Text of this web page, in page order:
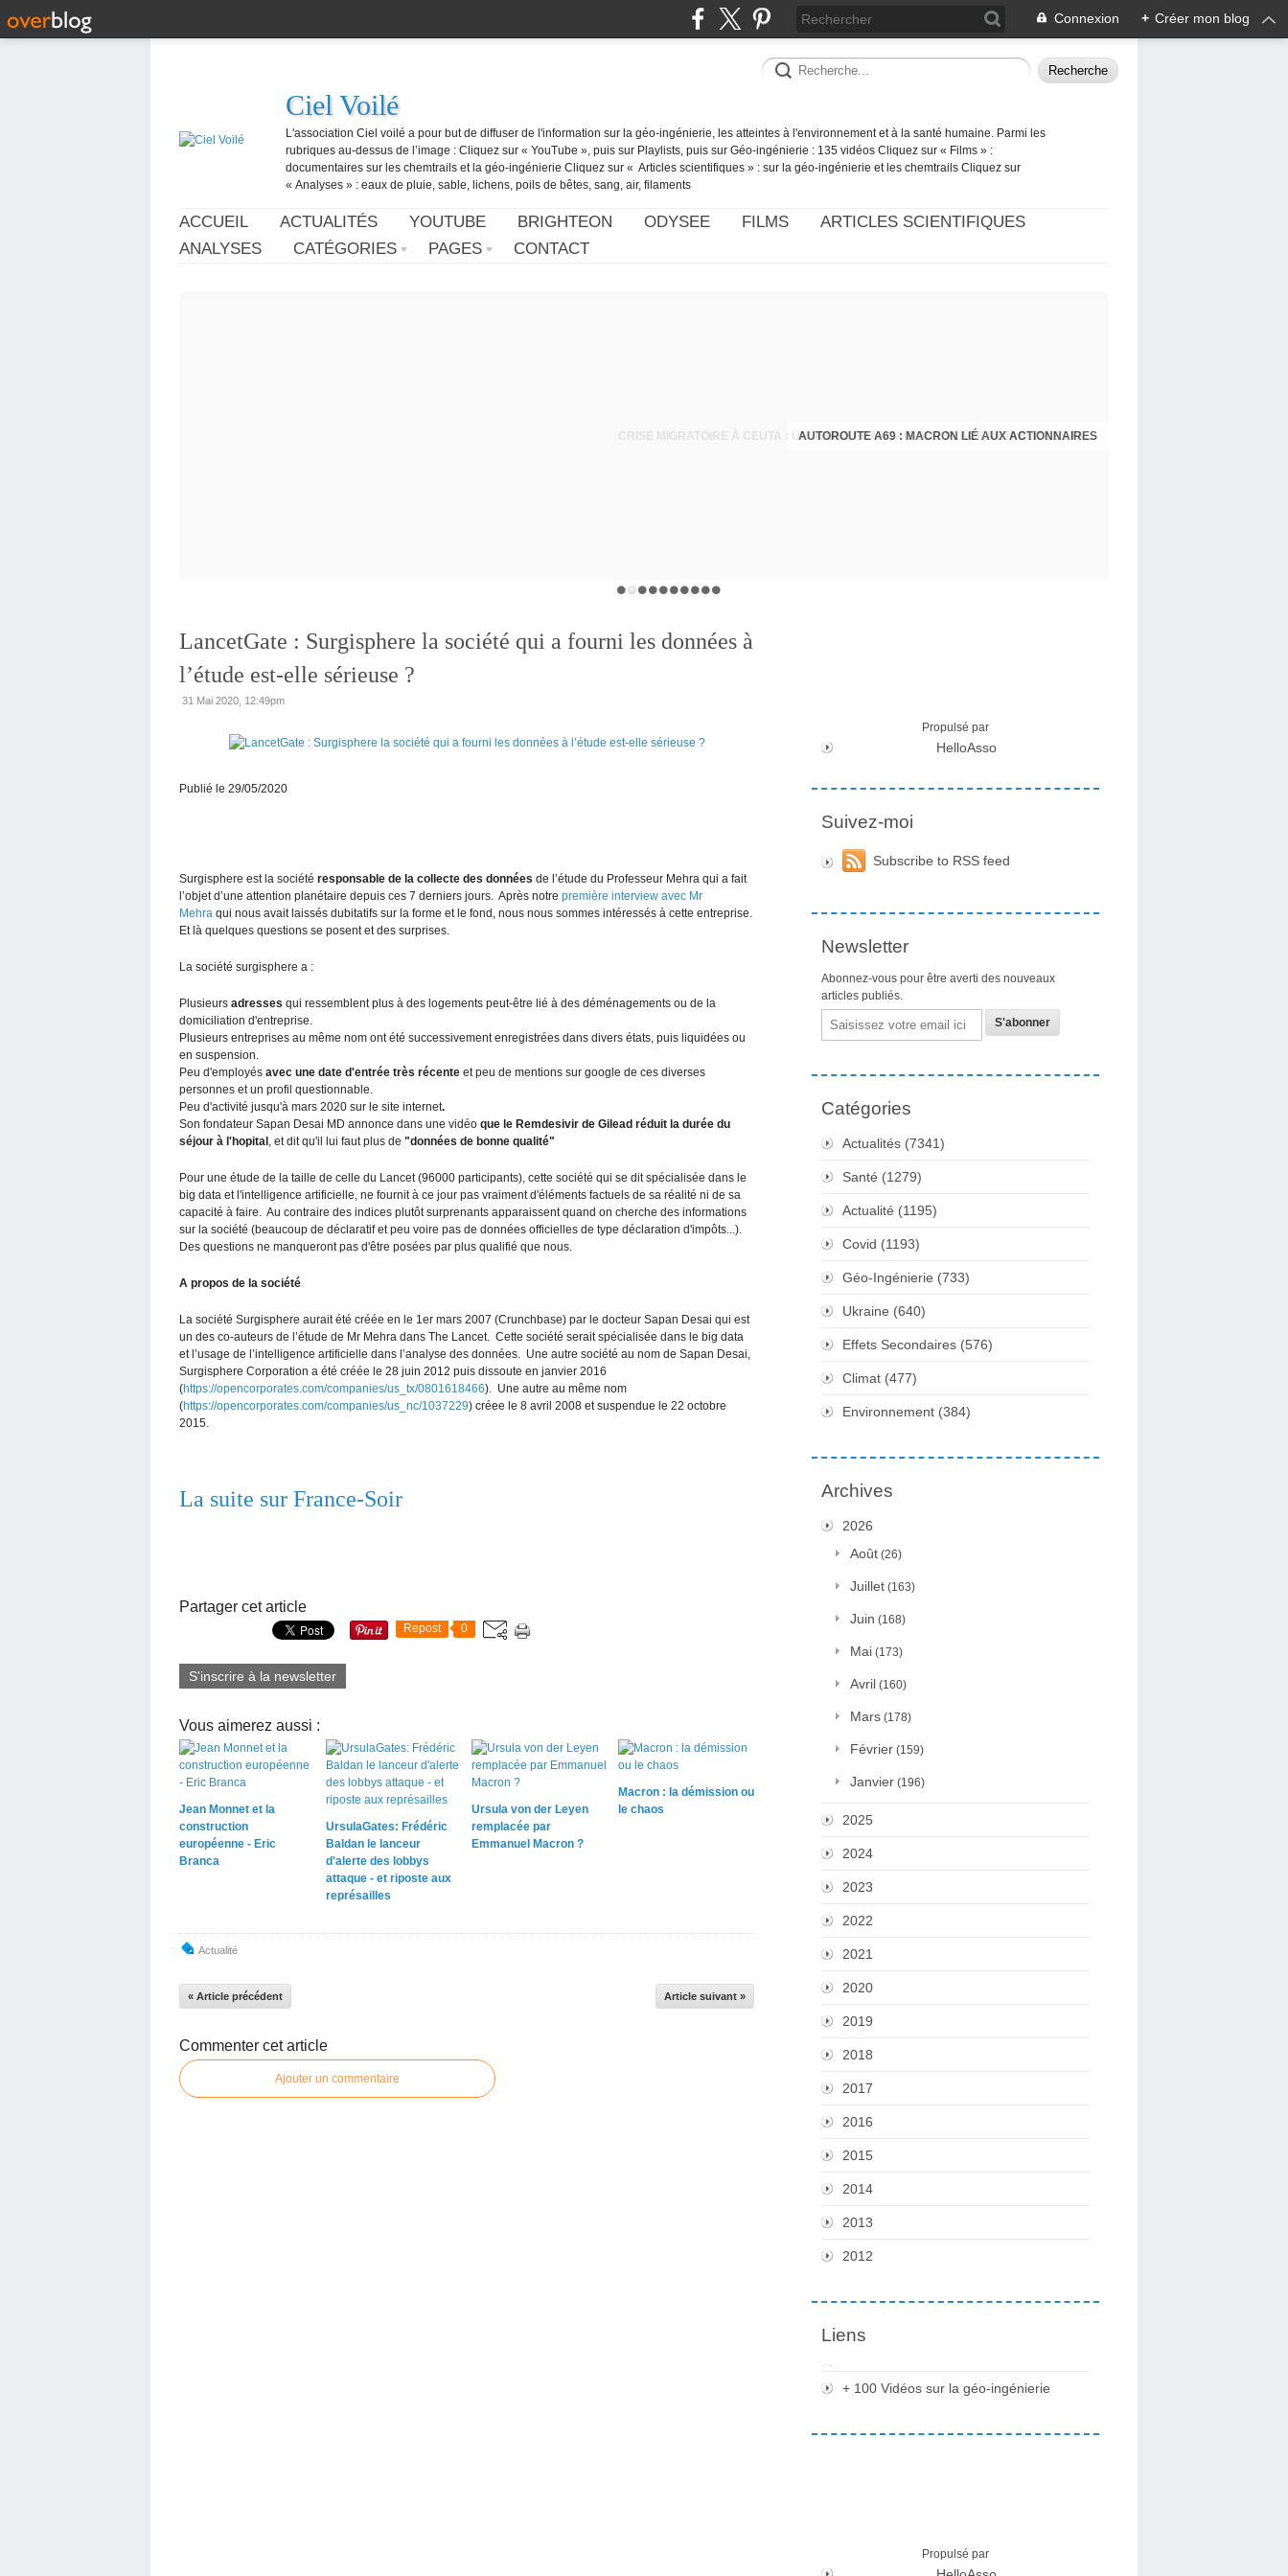
Connexion + Créer mon blog
Ciel Voilé
L'association Ciel voilé a pour but de diffuser de l'information sur la géo-ingénierie, les atteintes à l'environnement et à la santé humaine. Parmi les
rubriques au-dessus de l’image : Cliquez sur « YouTube », puis sur Playlists, puis sur Géo-ingénierie : 135 vidéos Cliquez sur « Films » :
documentaires sur les chemtrails et la géo-ingénierie Cliquez sur « Articles scientifiques » : sur la géo-ingénierie et les chemtrails Cliquez sur
« Analyses » : eaux de pluie, sable, lichens, poils de bêtes, sang, air, filaments
ACCUEIL ACTUALITÉS YOUTUBE BRIGHTEON ODYSEE FILMS
ARTICLES SCIENTIFIQUES
ANALYSES
CATÉGORIES PAGES CONTACT
AUTOROUTE A69 : MACRON LIÉ AUX ACTIONNAIRES
CRISE MIGRATOIRE À CEUTA : UN JEUNE FRANÇAIS SUR PLACE RÉTABLIT LES FAITS ! - RAPHAËL AYMA
LancetGate : Surgisphere la société qui a fourni les données à
l’étude est-elle sérieuse ?
31 Mai 2020, 12:49pm
Publié le 29/05/2020
Surgisphere est la société responsable de la collecte des données de l’étude du Professeur Mehra qui a fait
l’objet d’une attention planétaire depuis ces 7 derniers jours. Après notre première interview avec Mr
Mehra qui nous avait laissés dubitatifs sur la forme et le fond, nous nous sommes intéressés à cette entreprise.
Et là quelques questions se posent et des surprises.
La société surgisphere a :
Plusieurs adresses qui ressemblent plus à des logements peut-être lié à des déménagements ou de la
domiciliation d'entreprise.
Plusieurs entreprises au même nom ont été successivement enregistrées dans divers états, puis liquidées ou
en suspension.
Peu d'employés avec une date d'entrée très récente et peu de mentions sur google de ces diverses
personnes et un profil questionnable.
Peu d'activité jusqu'à mars 2020 sur le site internet.
Son fondateur Sapan Desai MD annonce dans une vidéo que le Remdesivir de Gilead réduit la durée du
séjour à l'hopital , et dit qu'il lui faut plus de "données de bonne qualité"
Pour une étude de la taille de celle du Lancet (96000 participants), cette société qui se dit spécialisée dans le
big data et l'intelligence artificielle, ne fournit à ce jour pas vraiment d'éléments factuels de sa réalité ni de sa
capacité à faire. Au contraire des indices plutôt surprenants apparaissent quand on cherche des informations
sur la société (beaucoup de déclaratif et peu voire pas de données officielles de type déclaration d'impôts...).
Des questions ne manqueront pas d'être posées par plus qualifié que nous.
A propos de la société
La société Surgisphere aurait été créée en le 1er mars 2007 (Crunchbase) par le docteur Sapan Desai qui est
un des co-auteurs de l’étude de Mr Mehra dans The Lancet. Cette société serait spécialisée dans le big data
et l’usage de l’intelligence artificielle dans l’analyse des données. Une autre société au nom de Sapan Desai,
Surgisphere Corporation a été créée le 28 juin 2012 puis dissoute en janvier 2016
(https://opencorporates.com/companies/us_tx/0801618466). Une autre au même nom
(https://opencorporates.com/companies/us_nc/1037229) créee le 8 avril 2008 et suspendue le 22 octobre
2015.
La suite sur France-Soir
Partager cet article
Repost 0
S'inscrire à la newsletter
Vous aimerez aussi :
Jean Monnet et la
construction
européenne - Eric
Branca
UrsulaGates: Frédéric
Baldan le lanceur
d'alerte des lobbys
attaque - et riposte aux
représailles
Ursula von der Leyen
remplacée par
Emmanuel Macron ?
Macron : la démission ou
le chaos
Actualité
« Article précédent Article suivant »
Commenter cet article
Ajouter un commentaire
Propulsé par
HelloAsso
Suivez-moi
Subscribe to RSS feed
Newsletter
Abonnez-vous pour être averti des nouveaux
articles publiés.
Email
Catégories
Actualités (7341)
Santé (1279)
Actualité (1195)
Covid (1193)
Géo-Ingénierie (733)
Ukraine (640)
Effets Secondaires (576)
Climat (477)
Environnement (384)
Archives
2026
Août (26)
Juillet (163)
Juin (168)
Mai (173)
Avril (160)
Mars (178)
Février (159)
Janvier (196)
2025
2024
2023
2022
2021
2020
2019
2018
2017
2016
2015
2014
2013
2012
Liens
+ 100 Vidéos sur la géo-ingénierie
Propulsé par